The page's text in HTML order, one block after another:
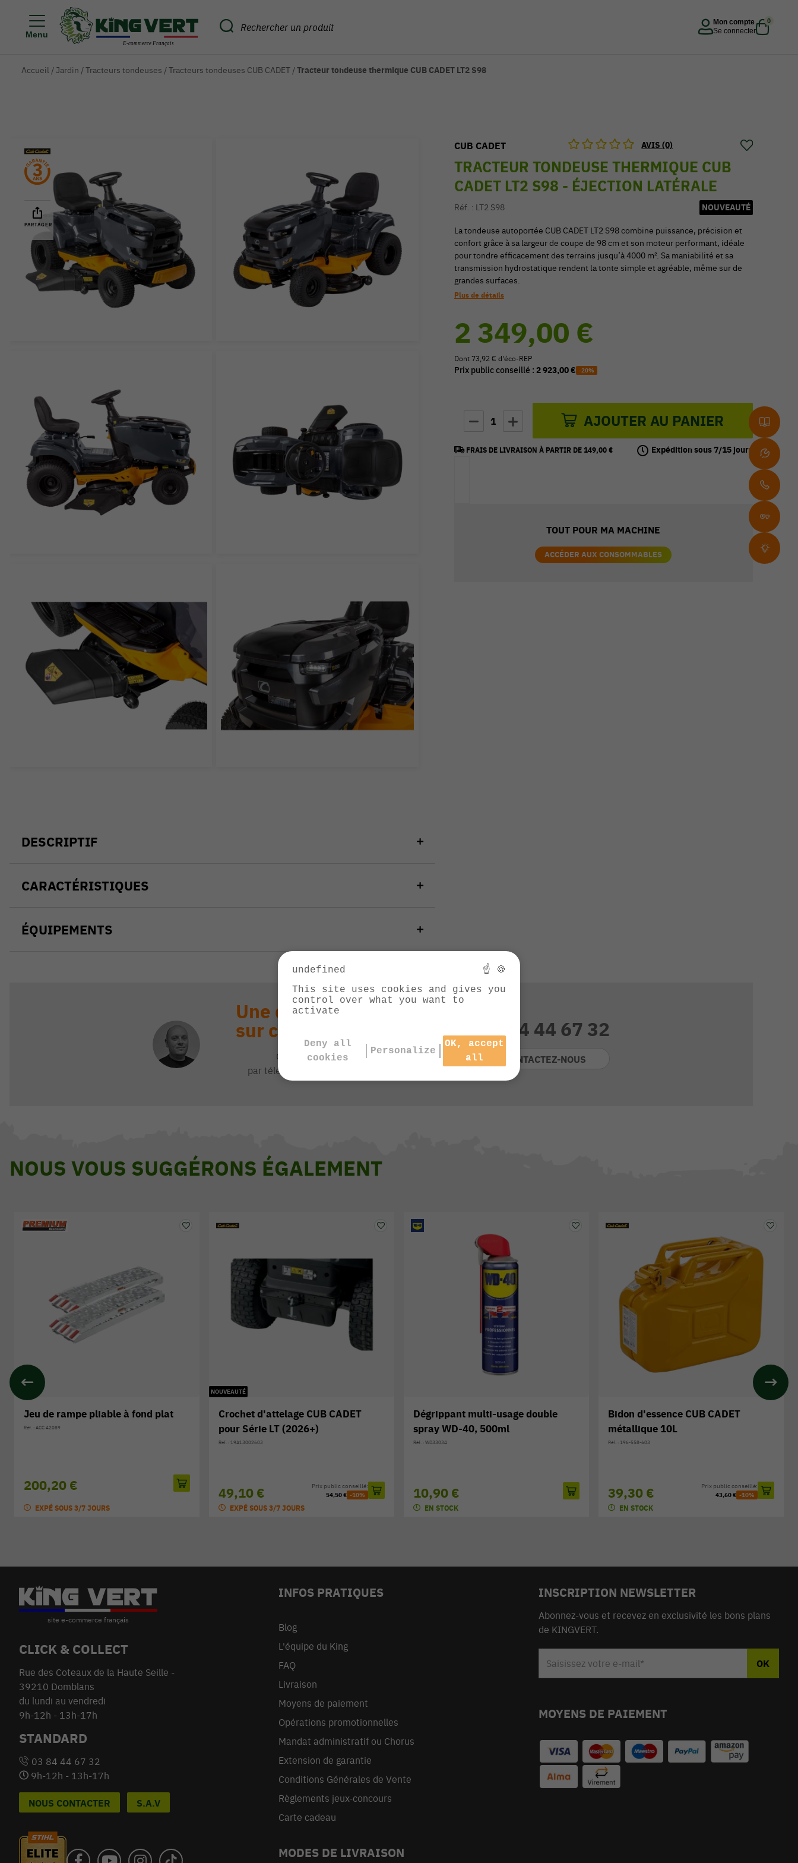
Menu
Mon compte
Se connecter
0
Accueil / Jardin /Tracteurs tondeuses /Tracteurs tondeuses CUB CADET /Tracteur tondeuse thermique CUB CADET LT2 S98
PARTAGER
DESCRIPTIF
CARACTÉRISTIQUES
ÉQUIPEMENTS
CUB CADET AVIS (0)
TRACTEUR TONDEUSE THERMIQUE CUB
CADET LT2 S98 - ÉJECTION LATÉRALE
Réf. : LT2 S98 NOUVEAUTÉ
La tondeuse autoportée CUB CADET LT2 S98 combine puissance, précision et
confort grâce à sa largeur de coupe de 98 cm et son moteur performant, idéale
pour tondre efficacement des terrains jusqu’à 4000 m². Sa maniabilité et sa
transmission hydrostatique rendent la tonte simple et agréable, même sur de
grandes surfaces.
Plus de détails
2 349,00 €
Dont 73,92 € d'éco-REP
Prix public conseillé : 2 923,00 € -20%
1 AJOUTER AU PANIER
FRAIS DE LIVRAISON À PARTIR DE 149,00 € Expédition sous 7/15 jours
TOUT POUR MA MACHINE
ACCÉDER AUX CONSOMMABLES
Une question technique
sur ce produit ?
Contactez notre service client
par téléphone de 9h à 13h et de 14h à 17h
03 84 44 67 32
CONTACTEZ-NOUS
NOUS VOUS SUGGÉRONS ÉGALEMENT
Crochet d'attelage CUB CADET
pour Série LT (2026+)
49,10 €
Prix public conseillé:
EXPÉ SOUS 3/7 JOURS
Dégrippant multi-usage double
spray WD-40, 500ml
Réf. : WD33034
10,90 €
EN STOCK
Bidon d'essence CUB CADET
métallique 10L
39,30 €
Prix public conseillé:
43,60 €
Huile moteur Briggs & Stratton
30
Réf. : BS100005E
6,30 €
Prix public conseillé:
7,00 €
CLICK & COLLECT
Rue des Coteaux de la Haute Seille -
39210 Domblans
du lundi au vendredi
9h-12h - 13h-17h
STANDARD
03 84 44 67 32
9h-12h - 13h-17h
NOUS CONTACTER S.A.V
INFOS PRATIQUES
Blog
L'équipe du King
FAQ
Livraison
Moyens de paiement
Opérations promotionnelles
Mandat administratif ou Chorus
Extension de garantie
Conditions Générales de Vente
Règlements jeux-concours
Carte cadeau
MODES DE LIVRAISON
INSCRIPTION NEWSLETTER
Abonnez-vous et recevez en exclusivité les bons plans
de KINGVERT.
MOYENS DE PAIEMENT
undefined
☝ 🍪
This site uses cookies and gives you
control over what you want to
activate
Deny all
cookies
Personalize
OK, accept
all